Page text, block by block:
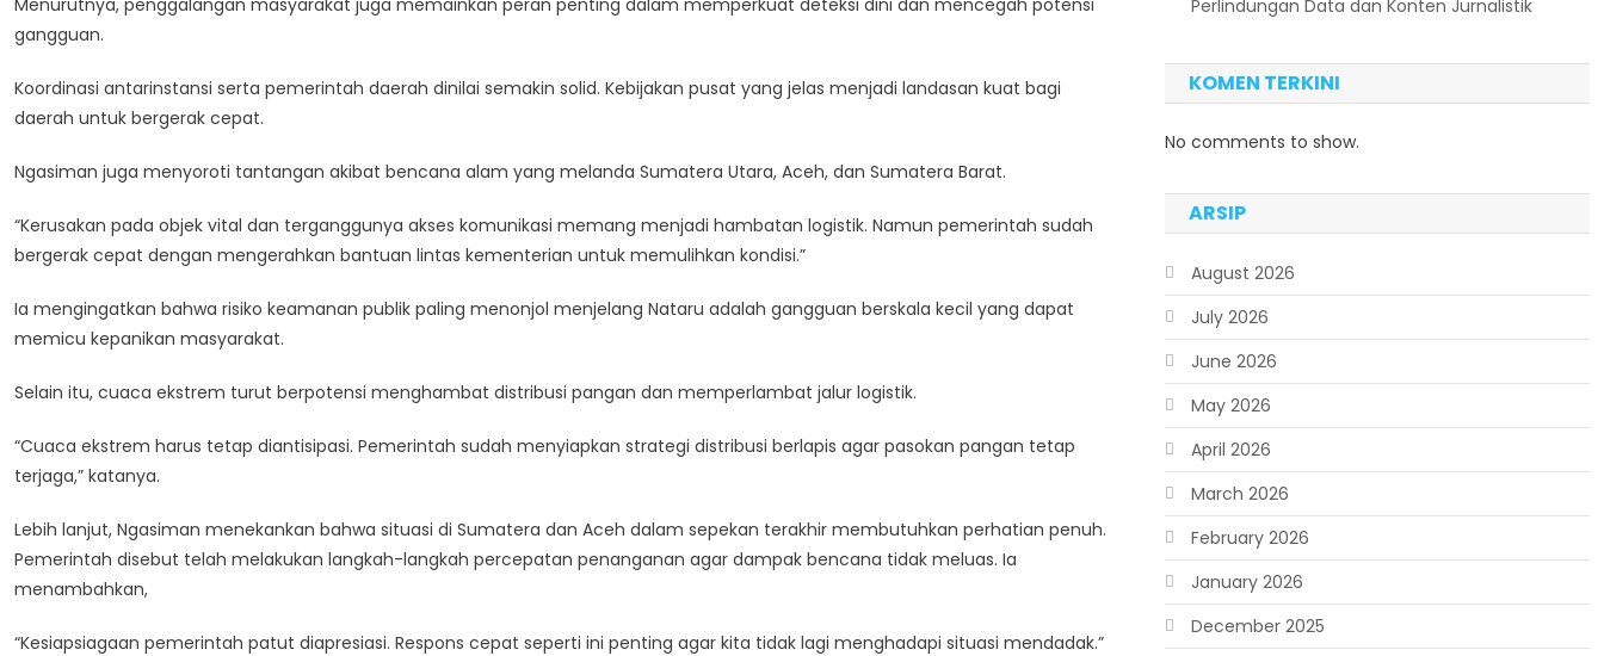
Menurutnya, penggalangan masyarakat juga memainkan peran penting dalam memperkuat deteksi dini dan mencegah potensi
gangguan.
Koordinasi antarinstansi serta pemerintah daerah dinilai semakin solid. Kebijakan pusat yang jelas menjadi landasan kuat bagi
daerah untuk bergerak cepat.
Ngasiman juga menyoroti tantangan akibat bencana alam yang melanda Sumatera Utara, Aceh, dan Sumatera Barat.
“Kerusakan pada objek vital dan terganggunya akses komunikasi memang menjadi hambatan logistik. Namun pemerintah sudah
bergerak cepat dengan mengerahkan bantuan lintas kementerian untuk memulihkan kondisi.”
Ia mengingatkan bahwa risiko keamanan publik paling menonjol menjelang Nataru adalah gangguan berskala kecil yang dapat
memicu kepanikan masyarakat.
Selain itu, cuaca ekstrem turut berpotensi menghambat distribusi pangan dan memperlambat jalur logistik.
“Cuaca ekstrem harus tetap diantisipasi. Pemerintah sudah menyiapkan strategi distribusi berlapis agar pasokan pangan tetap
terjaga,” katanya.
Lebih lanjut, Ngasiman menekankan bahwa situasi di Sumatera dan Aceh dalam sepekan terakhir membutuhkan perhatian penuh.
Pemerintah disebut telah melakukan langkah-langkah percepatan penanganan agar dampak bencana tidak meluas. Ia
menambahkan,
“Kesiapsiagaan pemerintah patut diapresiasi. Respons cepat seperti ini penting agar kita tidak lagi menghadapi situasi mendadak.”
Perlindungan Data dan Konten Jurnalistik
KOMEN TERKINI
No comments to show.
ARSIP
August 2026
July 2026
June 2026
May 2026
April 2026
March 2026
February 2026
January 2026
December 2025